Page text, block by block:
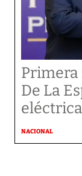
De La
NACIONAL